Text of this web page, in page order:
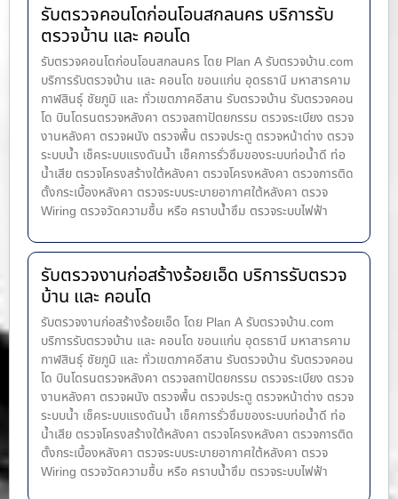
รับตรวจคอนโดก่อนโอนสกลนคร บริการรับ
ตรวจบ้าน และ คอนโด
รับตรวจคอนโดก่อนโอนสกลนคร โดย Plan A รับตรวจบ้าน.com
บริการรับตรวจบ้าน และ คอนโด ขอนแก่น อุดรธานี มหาสารคาม
กาฬสินธุ์ ชัยภูมิ และ ทั่วเขตภาคอีสาน รับตรวจบ้าน รับตรวจคอน
โด บินโดรนตรวจหลังคา ตรวจสถาปัตยกรรม ตรวจระเบียง ตรวจ
งานหลังคา ตรวจผนัง ตรวจพื้น ตรวจประตู ตรวจหน้าต่าง​ ตรวจ
ระบบน้ำ เช็คระบบแรงดันน้ำ เช็คการรั่วซึมของระบบท่อน้ำ​ดี ท่อ
น้ำ​เสีย ตรวจโครงสร้างใต้หลังคา ตรวจโครงหลังคา ตรวจการติด
ตั้งกระเบื้องหลังคา ตรวจระบบระบายอากาศใต้หลังคา ตรวจ
Wiring ตรวจวัดความชื้น หรือ คราบน้ำซึม ตรวจระบบไฟฟ้า
รับตรวจงานก่อสร้างร้อยเอ็ด บริการรับตรวจ
บ้าน และ คอนโด
รับตรวจงานก่อสร้างร้อยเอ็ด โดย Plan A รับตรวจบ้าน.com
บริการรับตรวจบ้าน และ คอนโด ขอนแก่น อุดรธานี มหาสารคาม
กาฬสินธุ์ ชัยภูมิ และ ทั่วเขตภาคอีสาน รับตรวจบ้าน รับตรวจคอน
โด บินโดรนตรวจหลังคา ตรวจสถาปัตยกรรม ตรวจระเบียง ตรวจ
งานหลังคา ตรวจผนัง ตรวจพื้น ตรวจประตู ตรวจหน้าต่าง​ ตรวจ
ระบบน้ำ เช็คระบบแรงดันน้ำ เช็คการรั่วซึมของระบบท่อน้ำ​ดี ท่อ
น้ำ​เสีย ตรวจโครงสร้างใต้หลังคา ตรวจโครงหลังคา ตรวจการติด
ตั้งกระเบื้องหลังคา ตรวจระบบระบายอากาศใต้หลังคา ตรวจ
Wiring ตรวจวัดความชื้น หรือ คราบน้ำซึม ตรวจระบบไฟฟ้า